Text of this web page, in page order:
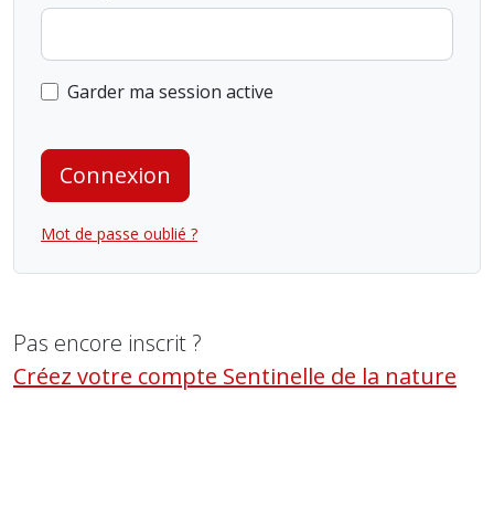
Garder ma session active
Connexion
Mot de passe oublié ?
Pas encore inscrit ?
Créez votre compte Sentinelle de la nature